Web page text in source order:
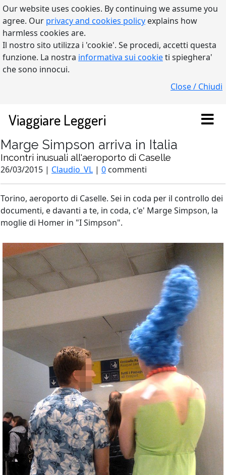
Our website uses cookies. By continuing we assume you
agree. Our privacy and cookies policy explains how
harmless cookies are.
Il nostro sito utilizza i 'cookie'. Se procedi, accetti questa
funzione. La nostra informativa sui cookieti spieghera'
che sono innocui.
Close / Chiudi
Viaggiare Leggeri
Marge Simpson arriva in Italia
Incontri inusuali all'aeroporto di Caselle
26/03/2015 | Claudio_VL | 0 commenti
Torino, aeroporto di Caselle. Sei in coda per il controllo dei
documenti, e davanti a te, in coda, c'e' Marge Simpson, la
moglie di Homer in "I Simpson".